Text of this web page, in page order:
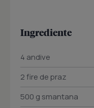
Ingrediente
4 andive
2 fire de praz
500 g smantana